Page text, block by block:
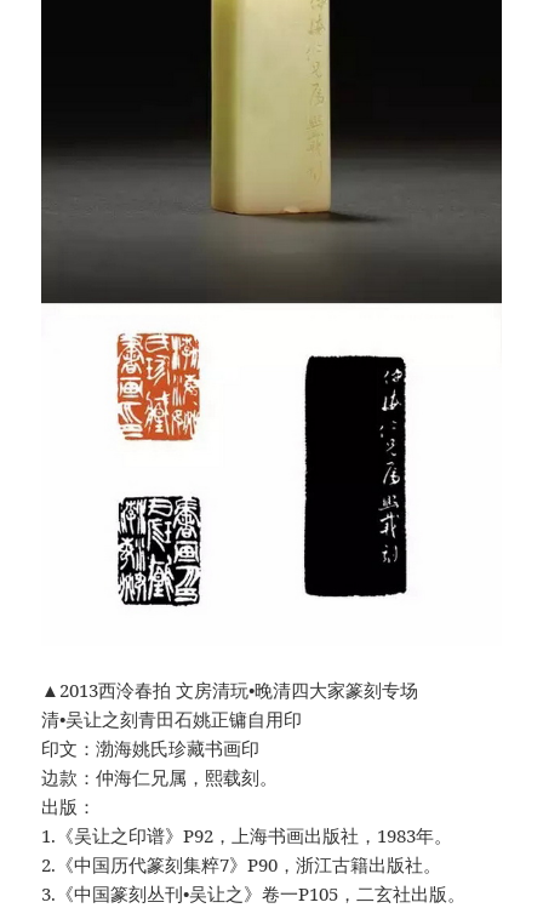
▲2013西泠春拍 文房清玩•晚清四大家篆刻专场
清•吴让之刻青田石姚正镛自用印
印文：渤海姚氏珍藏书画印
边款：仲海仁兄属，熙载刻。
出版：
1.《吴让之印谱》P92，上海书画出版社，1983年。
2.《中国历代篆刻集粹7》P90，浙江古籍出版社。
3.《中国篆刻丛刊•吴让之》卷一P105，二玄社出版。